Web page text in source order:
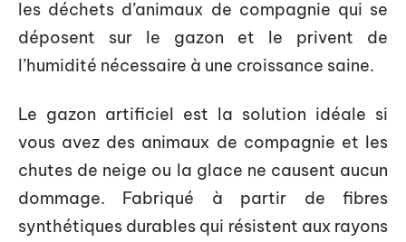
les déchets d’animaux de compagnie qui se
déposent sur le gazon et le privent de
l’humidité nécessaire à une croissance saine.
Le gazon artificiel est la solution idéale si
vous avez des animaux de compagnie et les
chutes de neige ou la glace ne causent aucun
dommage. Fabriqué à partir de fibres
synthétiques durables qui résistent aux rayons